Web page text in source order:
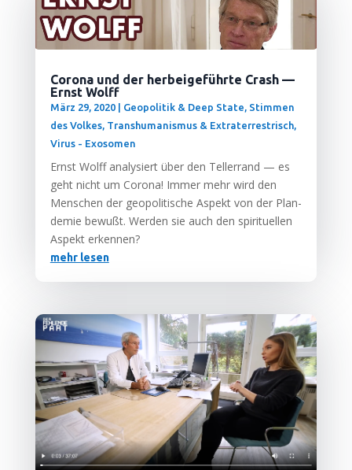
Corona und der herbeigeführte Crash —
Ernst Wolff
März 29, 2020| Geopolitik & Deep State, Stimmen
des Volkes, Transhumanismus & Extraterrestrisch,
Virus - Exosomen
Ernst Wolff ana­ly­siert über den Tel­ler­rand — es
geht nicht um Coro­na! Immer mehr wird den
Men­schen der geo­po­li­ti­sche Aspekt von der Plan­
de­mie bewußt. Wer­den sie auch den spi­ri­tu­el­len
Aspekt erkennen?
mehr lesen